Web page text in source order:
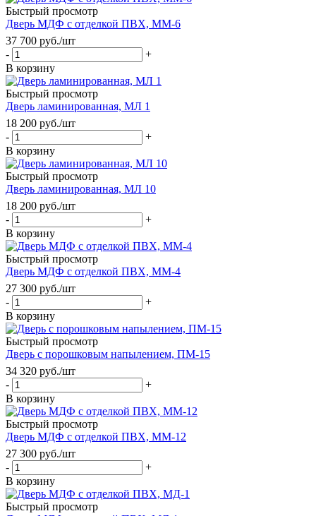
Быстрый просмотр
Дверь МДФ с отделкой ПВХ, ММ-6
37 700 руб./шт
-
+
В корзину
Быстрый просмотр
Дверь ламинированная, МЛ 1
18 200 руб./шт
-
+
В корзину
Быстрый просмотр
Дверь ламинированная, МЛ 10
18 200 руб./шт
-
+
В корзину
Быстрый просмотр
Дверь МДФ с отделкой ПВХ, ММ-4
27 300 руб./шт
-
+
В корзину
Быстрый просмотр
Дверь с порошковым напылением, ПМ-15
34 320 руб./шт
-
+
В корзину
Быстрый просмотр
Дверь МДФ с отделкой ПВХ, ММ-12
27 300 руб./шт
-
+
В корзину
Быстрый просмотр